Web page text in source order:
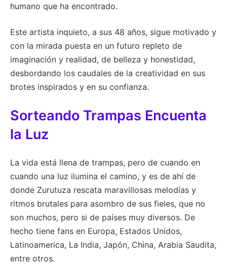
humano que ha encontrado.
Este artista inquieto, a sus 48 años, sigue motivado y
con la mirada puesta en un futuro repleto de
imaginación y realidad, de belleza y honestidad,
desbordando los caudales de la creatividad en sus
brotes inspirados y en su confianza.
Sorteando Trampas Encuenta
la Luz
La vida está llena de trampas, pero de cuando en
cuando una luz ilumina el camino, y es de ahí de
donde Zurutuza rescata maravillosas melodías y
ritmos brutales para asombro de sus fieles, que no
son muchos, pero si de países muy diversos. De
hecho tiene fans en Europa, Estados Unidos,
Latinoamerica, La India, Japón, China, Arabia Saudita,
entre otros.